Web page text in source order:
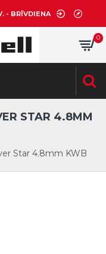
- BRĪVDIENA
0
Star 4.8mm KWB
STAR 4.8MM